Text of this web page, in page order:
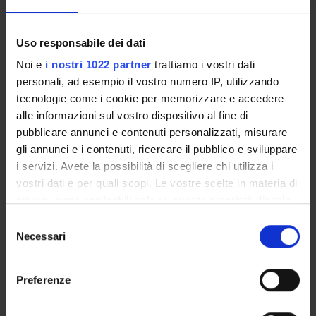
Uso responsabile dei dati
Noi e i nostri 1022 partner trattiamo i vostri dati
personali, ad esempio il vostro numero IP, utilizzando
tecnologie come i cookie per memorizzare e accedere
alle informazioni sul vostro dispositivo al fine di
pubblicare annunci e contenuti personalizzati, misurare
gli annunci e i contenuti, ricercare il pubblico e sviluppare
i servizi. Avete la possibilità di scegliere chi utilizza i
vostri dati e per quali scopi. Le vostre scelte in materia di
modificare o revocare il proprio consenso in qualsiasi
momento dalla Dichiarazione sui cookie o facendo clic
delNecessari
Preferenze
Crescere e formarsi al tempo del fascismo. Le letture del
Rimbaud, Lorca, Éluard: tre “fari” del giovane Zanzotto
Andrea Zanzotto, Traduzioni trapianti imitazioni, a cura di
Per il «Quaderno di traduzioni» di Andrea Zanzotto
ATTIVITÀ